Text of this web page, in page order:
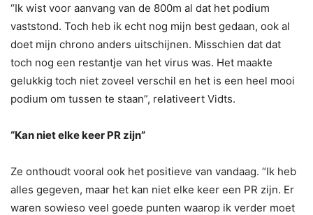
“Ik wist voor aanvang van de 800m al dat het podium
vaststond. Toch heb ik echt nog mijn best gedaan, ook al
doet mijn chrono anders uitschijnen. Misschien dat dat
toch nog een restantje van het virus was. Het maakte
gelukkig toch niet zoveel verschil en het is een heel mooi
podium om tussen te staan”, relativeert Vidts.
“Kan niet elke keer PR zijn”
Ze onthoudt vooral ook het positieve van vandaag. “Ik heb
alles gegeven, maar het kan niet elke keer een PR zijn. Er
waren sowieso veel goede punten waarop ik verder moet